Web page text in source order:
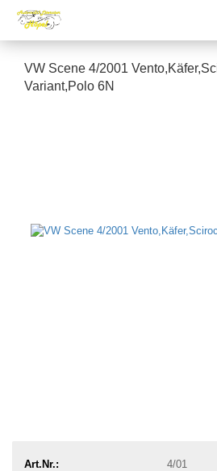
VW Scene 4/2001
Variant,Polo 6N
Art.Nr.:
4/01